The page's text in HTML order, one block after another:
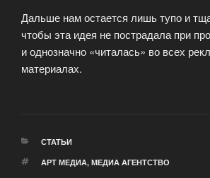
Дальше нам остается лишь тупо и
чтобы эта идея не пострадала при
и однозначно «читалась» во всех
материалах.
РУБРИКИ
СТАТЬИ
МЕТКИ
АРТ МЕДИА, МЕДИА АГЕНТСТВО